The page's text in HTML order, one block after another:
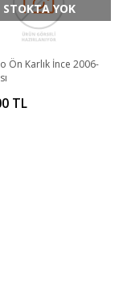
STOKTA YOK
Ön Karlık İnce 2006-
TL